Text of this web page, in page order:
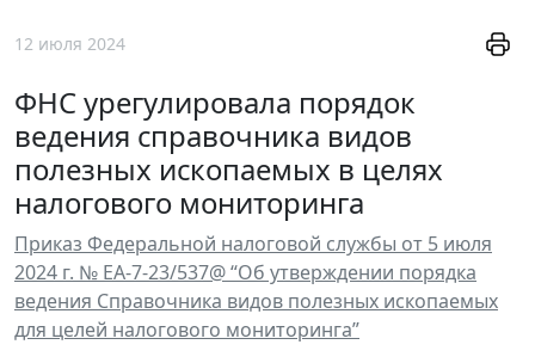
12 июля 2024
ФНС урегулировала порядок
ведения справочника видов
полезных ископаемых в целях
налогового мониторинга
Приказ Федеральной налоговой службы от 5 июля
2024 г. № ЕА-7-23/537@ “Об утверждении порядка
ведения Справочника видов полезных ископаемых
для целей налогового мониторинга”